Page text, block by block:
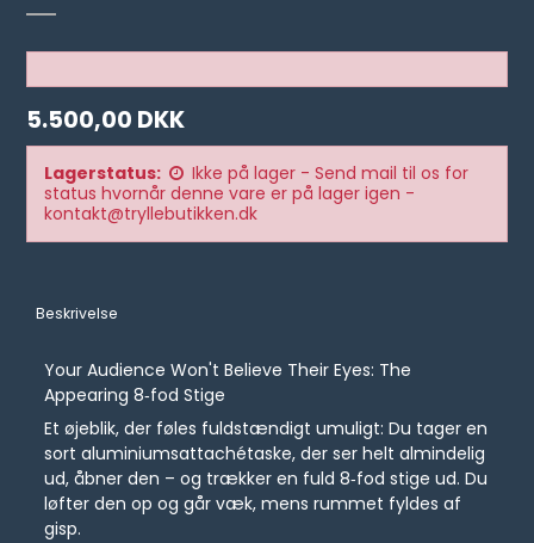
5.500,00 DKK
Lagerstatus:
Ikke på lager - Send mail til os for
status hvornår denne vare er på lager igen -
kontakt@tryllebutikken.dk
Beskrivelse
Your Audience Won't Believe Their Eyes: The
Appearing 8‑fod Stige
Et øjeblik, der føles fuldstændigt umuligt: Du tager en
sort aluminiumsattachétaske, der ser helt almindelig
ud, åbner den – og trækker en fuld 8‑fod stige ud. Du
løfter den op og går væk, mens rummet fyldes af
gisp.